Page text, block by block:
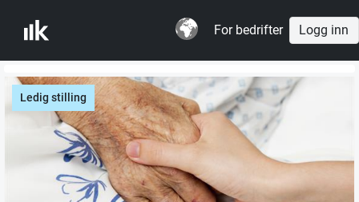
For bedrifter Logg inn
Ledig stilling